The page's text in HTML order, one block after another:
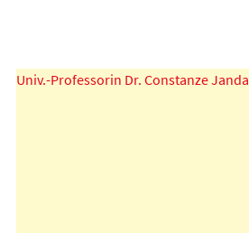
Univ.-Professorin Dr. Constanze Janda